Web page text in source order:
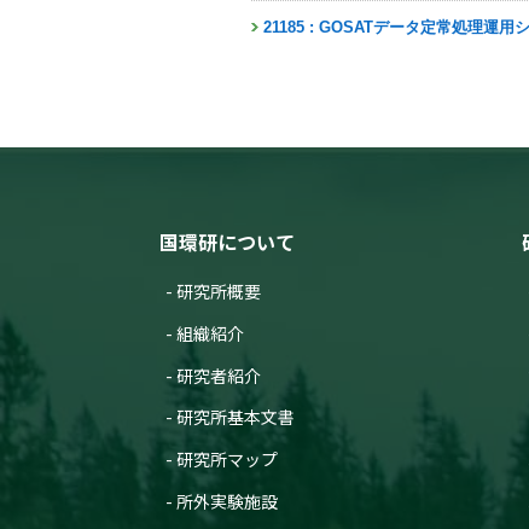
21185 : GOSATデータ定常処理運用
国環研について
研究所概要
組織紹介
研究者紹介
研究所基本文書
研究所マップ
所外実験施設